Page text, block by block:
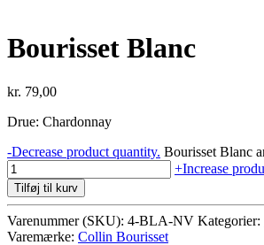
Bourisset Blanc
kr. 79,00
Drue: Chardonnay
-Decrease product quantity. Bourisset Blanc
+Increase
Tilføj til kurv
Varenummer (SKU): 4-BLA-NV Kategorier:
Varemærke: Collin Bourisset